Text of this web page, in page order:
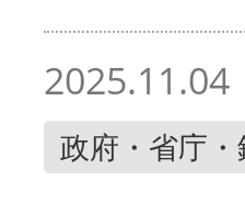
2025.11.04
政府・省庁